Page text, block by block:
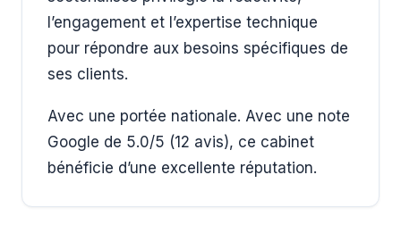
l’engagement et l’expertise technique
pour répondre aux besoins spécifiques de
ses clients.
Avec une portée nationale. Avec une note
Google de 5.0/5 (12 avis), ce cabinet
bénéficie d’une excellente réputation.